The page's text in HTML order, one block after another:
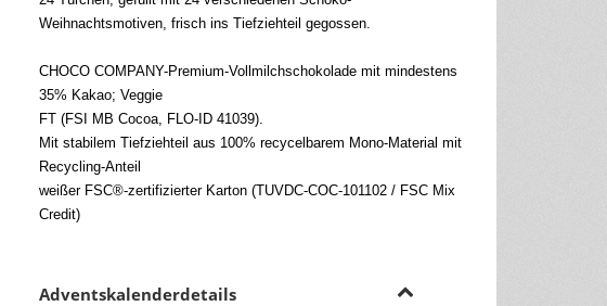
Rückseitentexte
österreichisches Kalendarium
Nachhaltigkeit & Umwelt
Weihnachtsmotiven, frisch ins Tiefziehteil gegossen.
CHOCO COMPANY-Premium-Vollmilchschokolade mit mindestens
35% Kakao; Veggie
FT (FSI MB Cocoa, FLO-ID 41039).
Mit stabilem Tiefziehteil aus 100% recycelbarem Mono-Material mit
Recycling-Anteil
weißer FSC®-zertifizierter Karton (TUVDC-COC-101102 / FSC Mix
Credit)
Adventskalenderdetails